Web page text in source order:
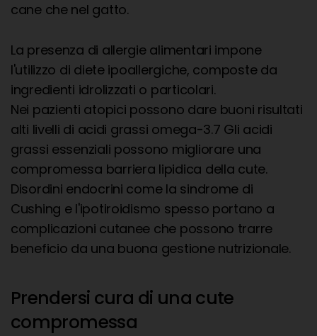
cane che nel gatto.
La presenza di allergie alimentari impone
l'utilizzo di diete ipoallergiche, composte da
ingredienti idrolizzati o particolari.
Nei pazienti atopici possono dare buoni risultati
alti livelli di acidi grassi omega-3.7 Gli acidi
grassi essenziali possono migliorare una
compromessa barriera lipidica della cute.
Disordini endocrini come la sindrome di
Cushing e l'ipotiroidismo spesso portano a
complicazioni cutanee che possono trarre
beneficio da una buona gestione nutrizionale.
Prendersi cura di una cute
compromessa